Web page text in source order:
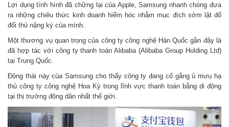
Lợi dụng tình hình đã chững lại của Apple, Samsung nhanh chóng đưa
ra những chiêu thức kinh doanh hiểm hóc nhằm mục đích sớm lật đổ
đối thủ nặng ký của mình.
Một thương vụ quan trọng của công ty công nghệ Hàn Quốc gần đây là
đã hợp tác với công ty thanh toán Alibaba (Alibaba Group Holding Ltd)
tại Trung Quốc.
Động thái này của Samsung cho thấy công ty đang cố gắng ủ mưu hạ
thủ công ty công nghệ Hoa Kỳ trong lĩnh vực thanh toán bằng di động
tại thị trường đông dân nhất thế giới.